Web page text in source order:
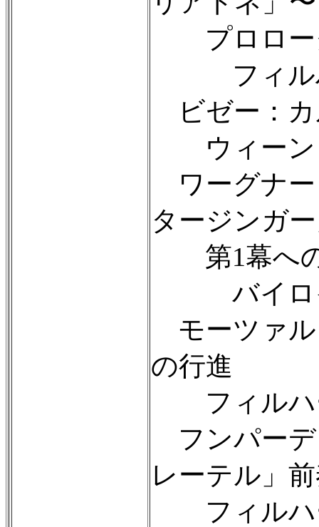
プロロー
フィルハ
ビゼー：カ
ウィーン
ワーグナー
タージンガ
第1幕への
バイロイ
モーツァル
の行進
フィルハ
フンパーデ
レーテル」
フィルハ